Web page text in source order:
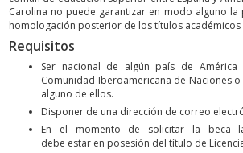
Carolina no puede garantizar en modo alguno la
homologación posterior de los títulos
Requisitos
Ser nacional de algún país de
Comunidad Iberoamericana de Naciones
alguno de ellos.
Disponer de una dirección de correo
En el momento de solicitar la beca
debe estar en posesión del título de